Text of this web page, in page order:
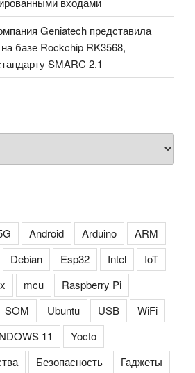
Geniatech представила
базе Rockchip RK3568,
SMARC 2.1
Android Arduino
ARM
Debian Esp32 Intel
IoT
mcu
Raspberry Pi
SOM Ubuntu USB
WiFi
11
Yocto
Безопасность
Гаджеты